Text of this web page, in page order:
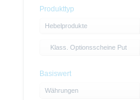
Produkttyp
Hebelprodukte
Klass. Optionsscheine Put
Basiswert
Währungen